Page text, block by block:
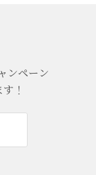
ンペーン
！